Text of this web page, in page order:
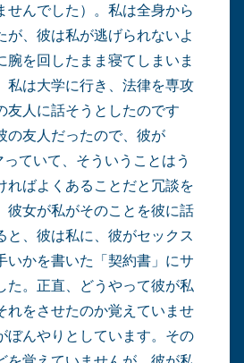
せんでした）。私は全身から
が、彼は私が逃げられないよ
腕を回したまま寝てしまいま
私は大学に行き、法律を専攻
友人に話そうとしたのです
の友人だったので、彼が
っていて、そういうことはう
ればよくあることだと冗談を
彼女が私がそのことを彼に話
と、彼は私に、彼がセックス
いかを書いた「契約書」にサ
た。正直、どうやって彼が私
れをさせたのか覚えていませ
ぼんやりとしています。その